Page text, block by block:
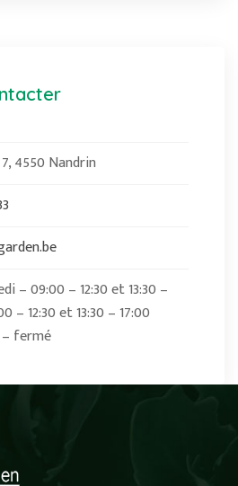
4550 Nandrin
– 09:00 – 12:30 et 13:30 –
– 12:30 et 13:30 – 17:00
fermé